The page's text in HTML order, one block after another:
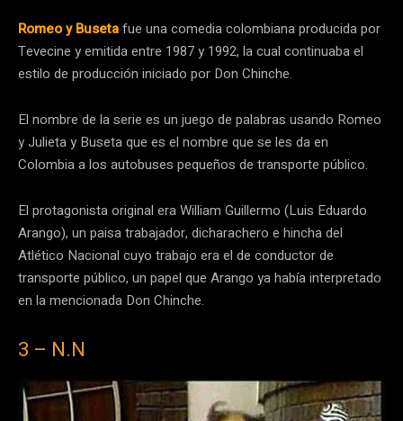
Romeo y Busetafue una comedia colombiana producida por
Tevecine y emitida entre 1987 y 1992, la cual continuaba el
estilo de producción iniciado por Don Chinche.
El nombre de la serie es un juego de palabras usando Romeo
y Julieta y Buseta que es el nombre que se les da en
Colombia a los autobuses pequeños de transporte público.
El protagonista original era William Guillermo (Luis Eduardo
Arango), un paisa trabajador, dicharachero e hincha del
Atlético Nacional cuyo trabajo era el de conductor de
transporte público, un papel que Arango ya había interpretado
en la mencionada Don Chinche.
3 – N.N